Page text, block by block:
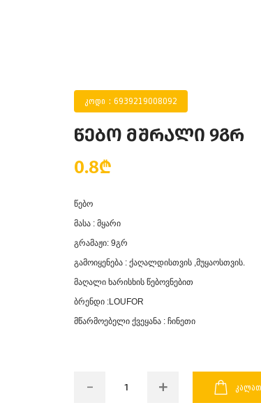
კოდი : 6939219008092
წებო მშრალი 9გრ
0.8₾
წებო
მასა : მყარი
გრამაჟი: 9გრ
გამოიყენება : ქაღალდისთვის ,მუყაოსთვის.
მაღალი ხარისხის წებოვნებით
ბრენდი :LOUFOR
მწარმოებელი ქვეყანა : ჩინეთი